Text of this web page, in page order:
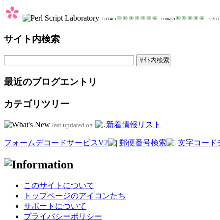
サイト内検索
最近のブログエントリ
カテゴリツリー
last updated on 新着情報リスト
フォームデコードサービスV2 郵便番号検索 文字コード
このサイトについて
トップページのアイコンたち
サポートについて
プライバシーポリシー